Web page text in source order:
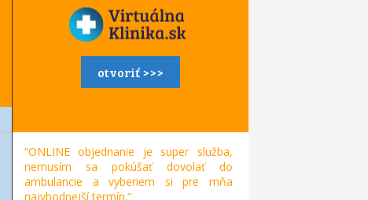
otvoriť >>>
“ONLINE objednanie je super služba,
nemusím sa pokúšať dovolať do
ambulancie a vyberiem si pre mňa
najvhodnejší termín.“